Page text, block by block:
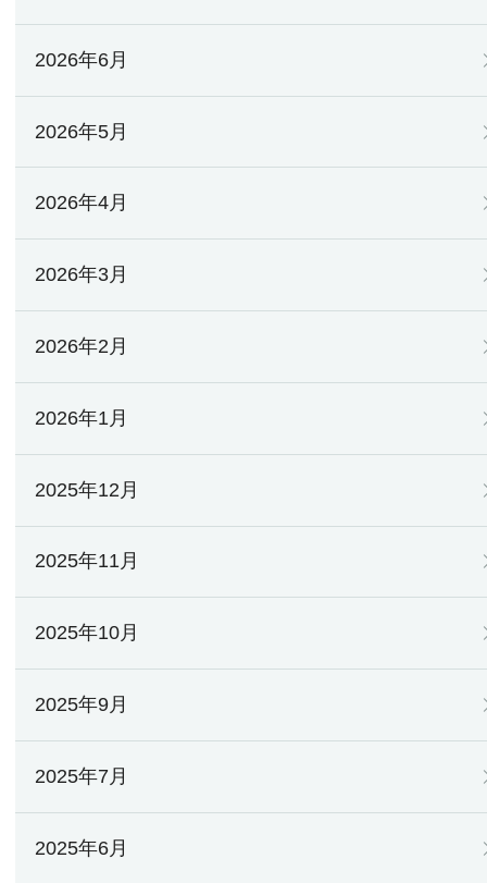
2026年6月
2026年5月
2026年4月
2026年3月
2026年2月
2026年1月
2025年12月
2025年11月
2025年10月
2025年9月
2025年7月
2025年6月